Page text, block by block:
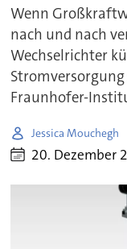
Wenn
nach und nach
Wechselrichter
Fraunhofer-
Jessica Mouchegh
20. Dezember